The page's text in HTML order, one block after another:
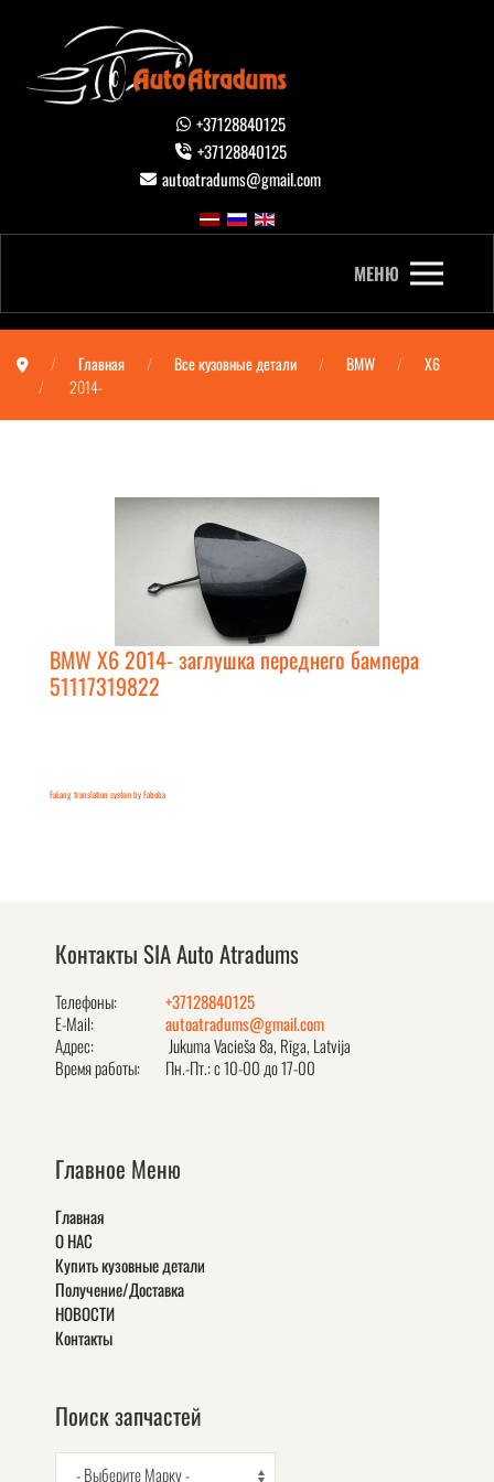
+37128840125
+37128840125
autoatradums@gmail.com
МЕНЮ
Главная Все кузовные детали BMW
X6
2014-
BMW X6 2014- заглушка переднего бампера
51117319822
FaLang translation system by Faboba
Контакты SIA Auto Atradums
Телефоны:
+37128840125
E-Mail:
autoatradums@gmail.com
Адрес:
Jukuma Vacieša 8a, Rīga, Latvija
Время работы:
Пн.-Пт.: с 10-00 до 17-00
Главное Меню
Главная
О НАС
Купить кузовные детали
Получение/Доставка
НОВОСТИ
Контакты
Поиск запчастей
- Выберите Марку -